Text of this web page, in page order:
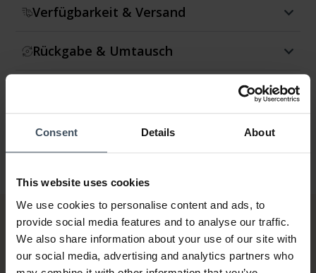
Consent Details About
This website uses cookies
We use cookies to personalise content and ads, to
provide social media features and to analyse our traffic.
We also share information about your use of our site with
our social media, advertising and analytics partners who
Verfügbarkeit & Versand
Rückgabe & Umtausch